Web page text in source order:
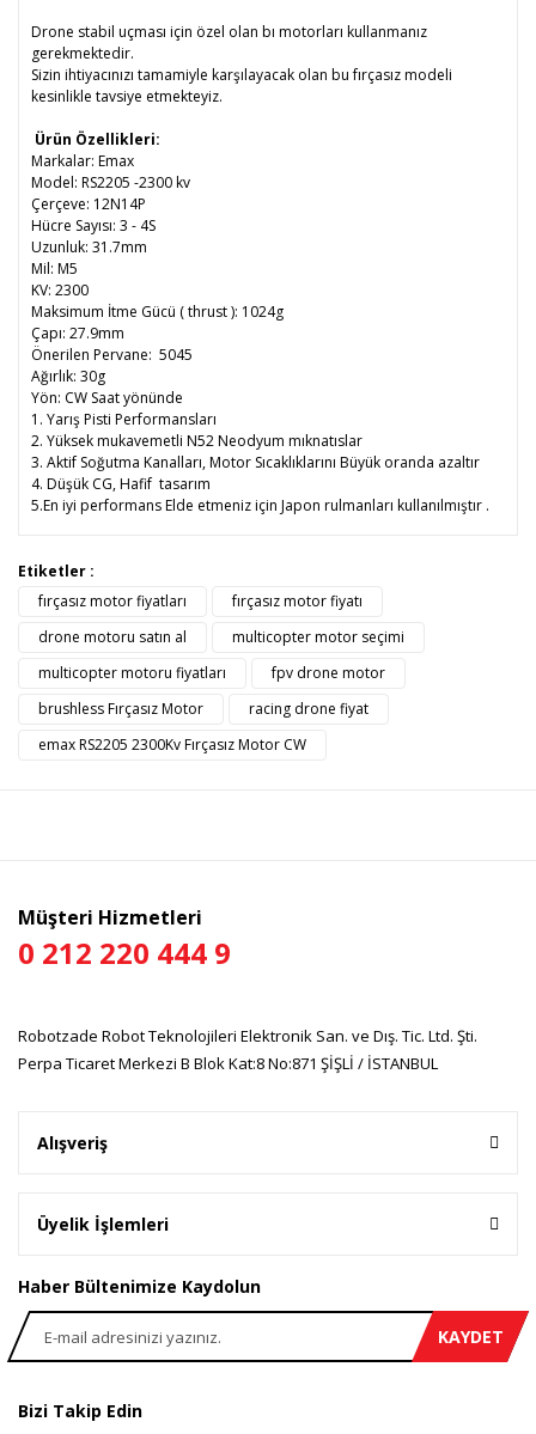
Drone stabil uçması için özel olan bı motorları kullanmanız
gerekmektedir.
Sizin ihtiyacınızı tamamiyle karşılayacak olan bu fırçasız modeli
kesinlikle tavsiye etmekteyiz.
Ürün Özellikleri:
Markalar: Emax
Model: RS2205 -2300 kv
Çerçeve: 12N14P
Hücre Sayısı: 3 - 4S
Uzunluk: 31.7mm
Mil: M5
KV: 2300
Maksimum İtme Gücü ( thrust ): 1024g
Çapı: 27.9mm
Önerilen Pervane: 5045
Ağırlık: 30g
Yön: CW Saat yönünde
1. Yarış Pisti Performansları
2. Yüksek mukavemetli N52 Neodyum mıknatıslar
3. Aktif Soğutma Kanalları, Motor Sıcaklıklarını Büyük oranda azaltır
4. Düşük CG, Hafif tasarım
5.En iyi performans Elde etmeniz için Japon rulmanları kullanılmıştır .
Bu ürüne ilk yorumu siz yapın!
Yorum Yaz
Bu ürünün fiyat bilgisi, resim, ürün açıklamalarında ve diğer
konularda yetersiz gördüğünüz noktaları öneri formunu
kullanarak tarafımıza iletebilirsiniz.
Görüş ve önerileriniz için teşekkür ederiz.
Etiketler :
fırçasız motor fiyatları
fırçasız motor fiyatı
drone motoru satın al
multicopter motor seçimi
multicopter motoru fiyatları
fpv drone motor
brushless Fırçasız Motor
racing drone fiyat
emax RS2205 2300Kv Fırçasız Motor CW
Müşteri Hizmetleri
0 212 220 444 9
Robotzade Robot Teknolojileri Elektronik San. ve Dış. Tic. Ltd. Şti.
Perpa Ticaret Merkezi B Blok Kat:8 No:871 ŞİŞLİ / İSTANBUL
Alışveriş
Üyelik İşlemleri
Haber Bültenimize Kaydolun
KAYDET
Bizi Takip Edin